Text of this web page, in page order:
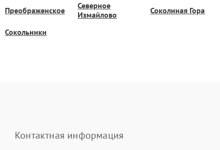
Преображенское
Северное
Измайлово
Соколиная Гора
Сокольники
Контактная информация